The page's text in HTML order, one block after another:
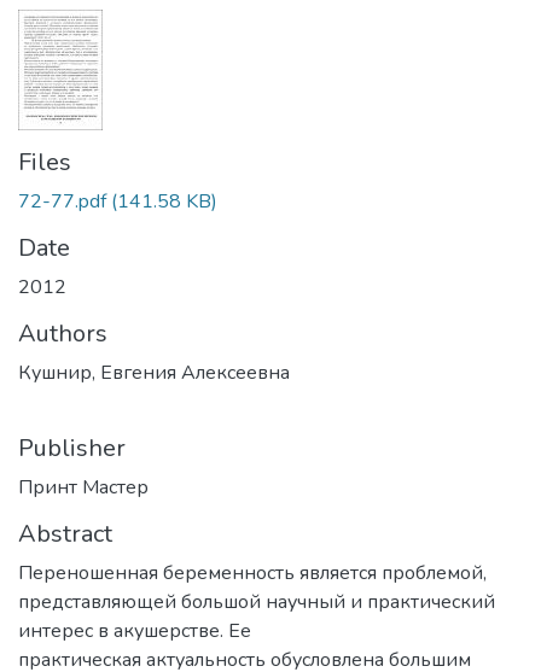
Files
72-77.pdf(141.58 KB)
Date
2012
Authors
Кушнир, Евгения Алексеевна
Publisher
Принт Мастер
Abstract
Переношенная беременность является проблемой,
представляющей большой научный и практический
интерес в акушерстве. Ее
практическая актуальность обусловлена большим